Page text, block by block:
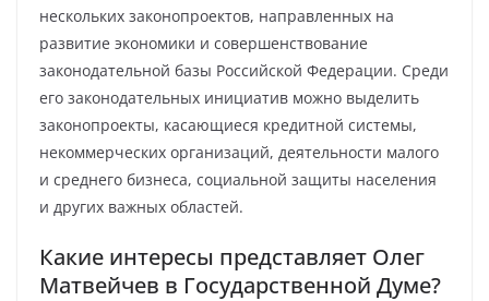
нескольких законопроектов, направленных на
развитие экономики и совершенствование
законодательной базы Российской Федерации. Среди
его законодательных инициатив можно выделить
законопроекты, касающиеся кредитной системы,
некоммерческих организаций, деятельности малого
и среднего бизнеса, социальной защиты населения
и других важных областей.
Какие интересы представляет Олег
Матвейчев в Государственной Думе?